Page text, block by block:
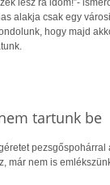
lesz rá időm!”-
alakja csak egy
hogy majd
tartunk be
már nem is